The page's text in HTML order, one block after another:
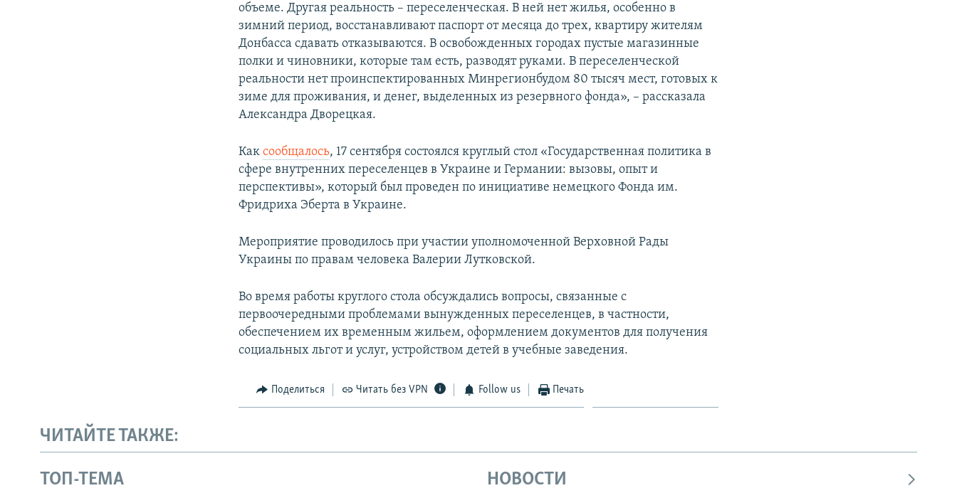
объеме. Другая реальность – переселенческая. В ней нет жилья, особенно в
зимний период, восстанавливают паспорт от месяца до трех, квартиру жителям
Донбасса сдавать отказываются. В освобожденных городах пустые магазинные
полки и чиновники, которые там есть, разводят руками. В переселенческой
реальности нет проинспектированных Минрегионбудом 80 тысяч мест, готовых к
зиме для проживания, и денег, выделенных из резервного фонда», – рассказала
Александра Дворецкая.
Каксообщалось, 17 сентября состоялся круглый стол «Государственная политика в
сфере внутренних переселенцев в Украине и Германии: вызовы, опыт и
перспективы», который был проведен по инициативе немецкого Фонда им.
Фридриха Эберта в Украине.
Мероприятие проводилось при участии уполномоченной Верховной Рады
Украины по правам человека Валерии Лутковской.
Во время работы круглого стола обсуждались вопросы, связанные с
первоочередными проблемами вынужденных переселенцев, в частности,
обеспечением их временным жильем, оформлением документов для получения
социальных льгот и услуг, устройством детей в учебные заведения.
Поделиться Читать без VPN Follow us Печать
ЧИТАЙТЕ ТАКЖЕ:
ТОП-ТЕМА НОВОСТИ